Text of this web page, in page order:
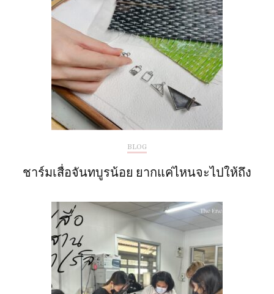
BLOG
ชาร์มเสื่อจันทบูรน้อย ยากแค่ไหนจะไปให้ถึง